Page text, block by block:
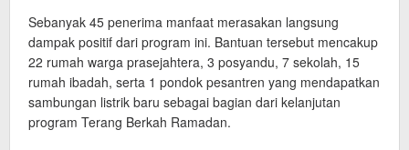
Sebanyak 45 penerima manfaat merasakan langsung
dampak positif dari program ini. Bantuan tersebut mencakup
22 rumah warga prasejahtera, 3 posyandu, 7 sekolah, 15
rumah ibadah, serta 1 pondok pesantren yang mendapatkan
sambungan listrik baru sebagai bagian dari kelanjutan
program Terang Berkah Ramadan.